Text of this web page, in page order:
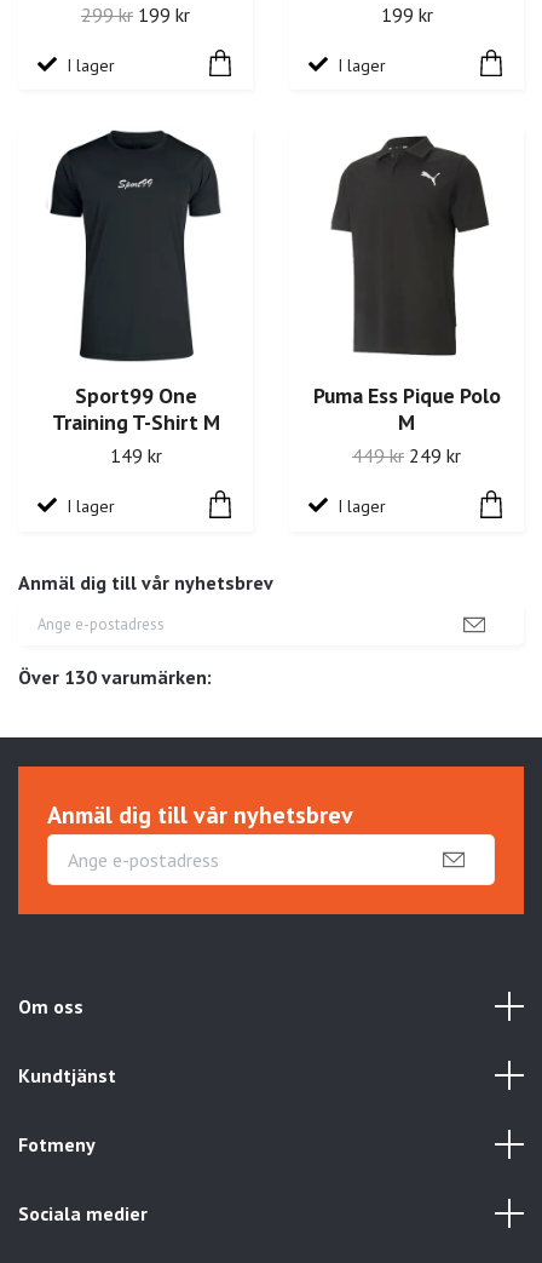
Anmäl dig till vår nyhetsbrev
Över 130 varumärken:
299 kr 199 kr
I lager
199 kr
I lager
Sport99 One
Training T-Shirt M
149 kr
I lager
Puma Ess Pique Polo
M
449 kr 249 kr
I lager
Anmäl dig till vår nyhetsbrev
Om oss
Kundtjänst
Fotmeny
Sociala medier